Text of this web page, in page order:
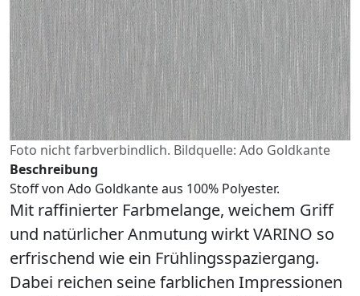
Foto nicht farbverbindlich. Bildquelle: Ado Goldkante
Beschreibung
Stoff von Ado Goldkante aus 100% Polyester.
Mit raffinierter Farbmelange, weichem Griff
und natürlicher Anmutung wirkt VARINO so
erfrischend wie ein Frühlingsspaziergang.
Dabei reichen seine farblichen Impressionen